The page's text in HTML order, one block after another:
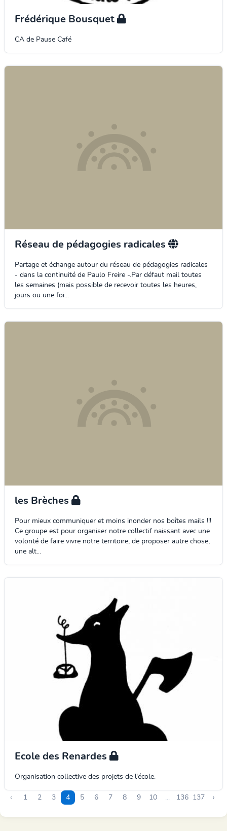
Frédérique Bousquet
CA de Pause Café
Réseau de pédagogies radicales
Partage et échange autour du réseau de pédagogies radicales
- dans la continuité de Paulo Freire -.Par défaut mail toutes
les semaines (mais possible de recevoir toutes les heures,
jours ou une foi...
les Brèches
Pour mieux communiquer et moins inonder nos boîtes mails !!!
Ce groupe est pour organiser notre collectif naissant avec une
volonté de faire vivre notre territoire, de proposer autre chose,
une alt...
Ecole des Renardes
Organisation collective des projets de l'école.
‹ 1 2 3 4 5 6 7 8 9 10 ... 136 137 ›